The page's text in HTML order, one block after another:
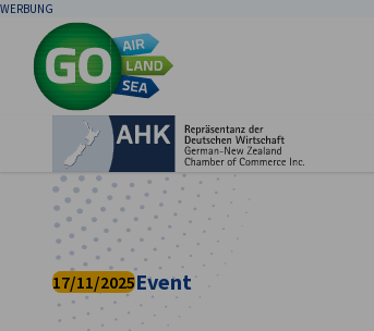
WERBUNG
17/11/2025Event